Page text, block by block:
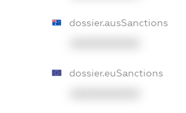
dossier.ausSanctions
dossier.euSanctions